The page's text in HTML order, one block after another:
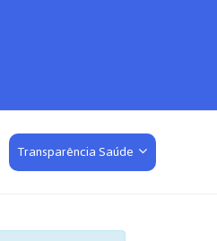
Transparência Saúde